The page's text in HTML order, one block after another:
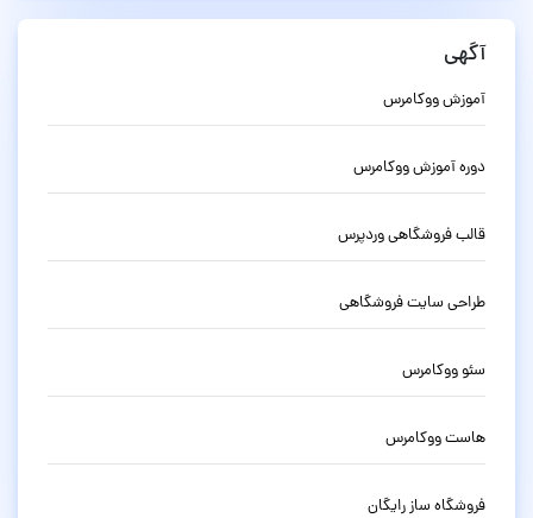
آگهی
آموزش ووکامرس
دوره آموزش ووکامرس
قالب فروشگاهی وردپرس
طراحی سایت فروشگاهی
سئو ووکامرس
هاست ووکامرس
فروشگاه ساز رایگان